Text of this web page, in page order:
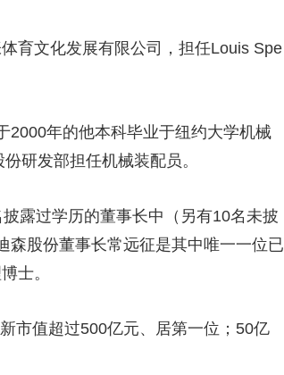
育文化发展有限公司，担任Louis Spe
年的他本科毕业于纽约大学机械
研发部担任机械装配员。
露过学历的董事长中（另有10名未披
森股份董事长常远征是其中唯一一位已
士。
值超过500亿元、居第一位；50亿